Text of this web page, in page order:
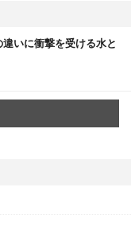
いに衝撃を受ける水と